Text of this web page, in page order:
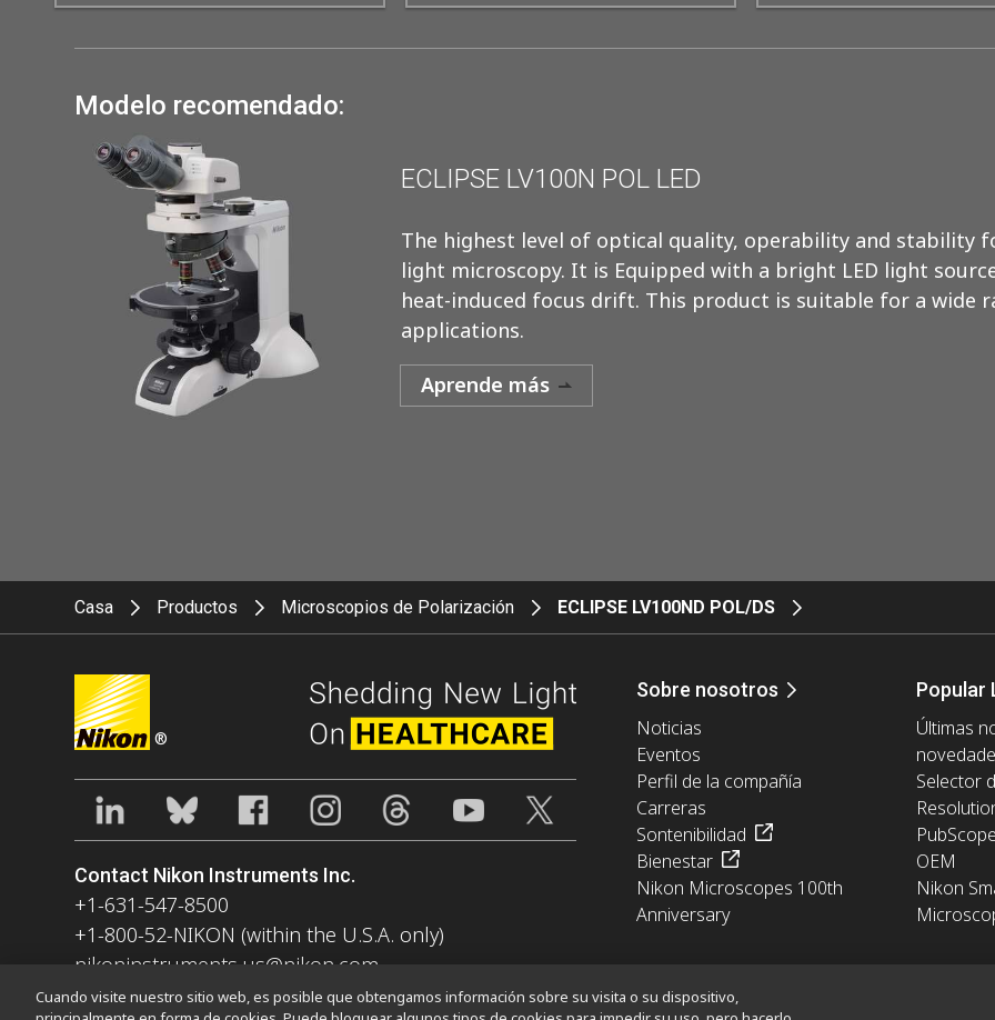
Modelo recomendado:
ECLIPSE LV100N POL LED
The highest level of optical quality, operability and stability
light microscopy. It is Equipped with a bright LED light
heat-induced focus drift. This product is suitable for a wide
applications.
Aprende más
Casa Productos Microscopios de Polarización ECLIPSE LV100ND POL/DS
®
Contact Nikon Instruments Inc.
+1-631-547-8500
+1-800-52-NIKON (within the U.S.A. only)
nikoninstruments.us@nikon.com
Sobre nosotros
Noticias
Eventos
Perfil de la compañía
Carreras
Sontenibilidad
Bienestar
Nikon Microscopes 100th
Anniversary
Popular
Últimas
Selector
OEM
Nikon
Cuando visite nuestro sitio web, es posible que obtengamos información sobre su visita o su dispositivo,